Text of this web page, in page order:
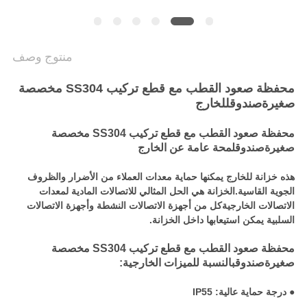
منتوج وصف
محفظة صعود القطب مع قطع تركيب SS304 مخصصة
صغيرةصندوقللخارج
محفظة صعود القطب مع قطع تركيب SS304 مخصصة
صغيرةصندوقلمحة عامة عن الخارج
هذه خزانة للخارج يمكنها حماية معدات العملاء من الأضرار والظروف
الجوية القاسية.الخزانة هي الحل المثالي للاتصالات المادية لمعدات
الاتصالات الخارجيةكل من أجهزة الاتصالات النشطة وأجهزة الاتصالات
السلبية يمكن استيعابها داخل الخزانة.
محفظة صعود القطب مع قطع تركيب SS304 مخصصة
صغيرةصندوقبالنسبة للميزات الخارجية:
● درجة حماية عالية: IP55